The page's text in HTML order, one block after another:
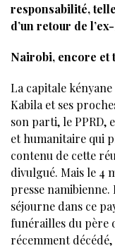
responsabilité,
d’un retour de
Nairobi, encore et
La capitale kényane
Kabila et ses
son parti, le
et humanitaire qui
contenu de cette
divulgué. Mais le 4
presse namibienne.
séjourne dans ce
funérailles du père
récemment